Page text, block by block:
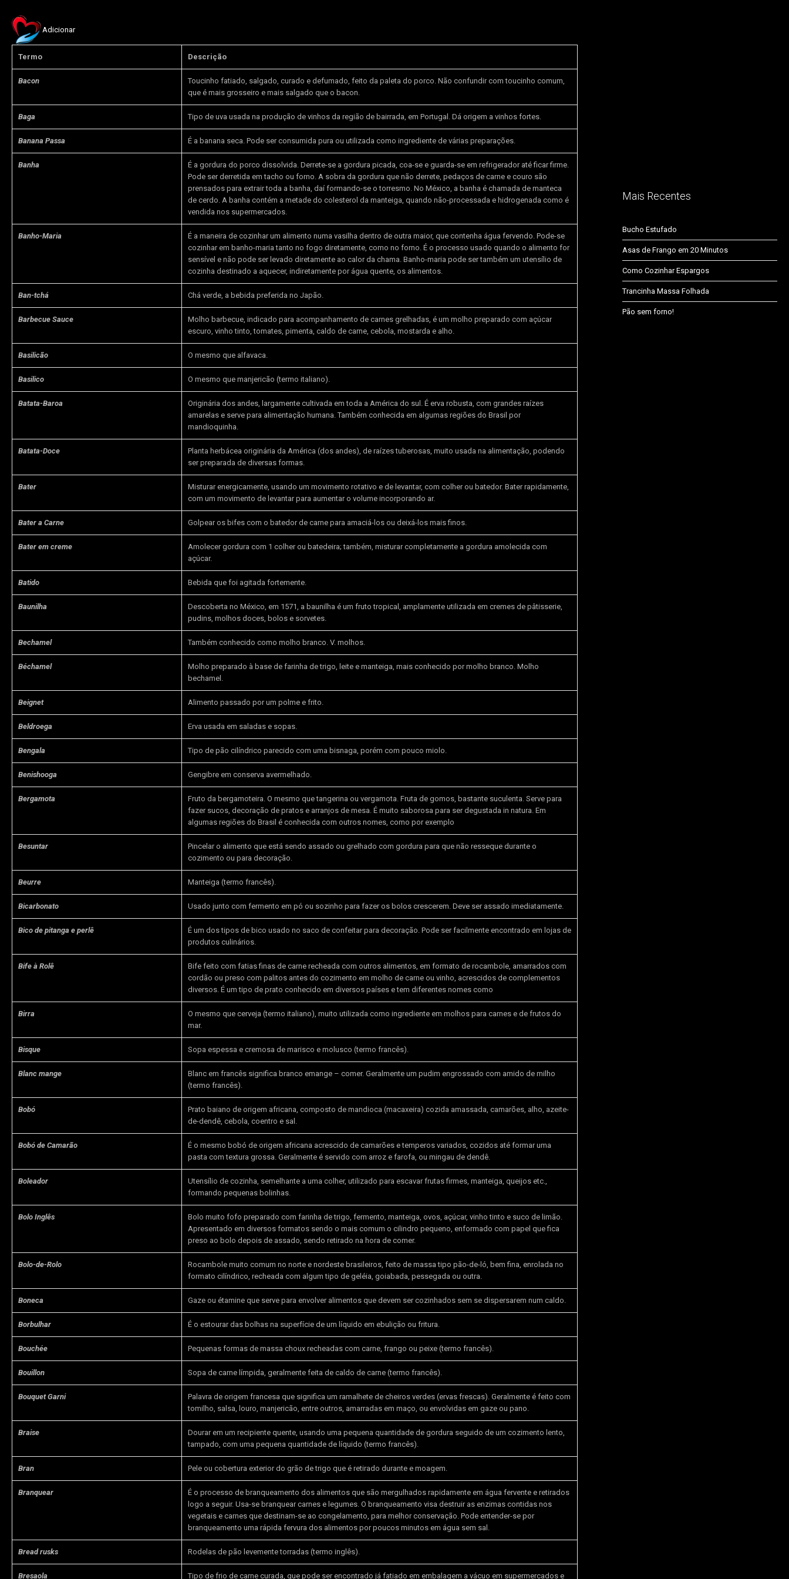
Adicionar
Termo Descrição
Bacon
Toucinho fatiado, salgado, curado e defumado, feito da paleta do porco. Não confundir com toucinho comum,
que é mais grosseiro e mais salgado que o bacon.
Baga Tipo de uva usada na produção de vinhos da região de bairrada, em Portugal. Dá origem a vinhos fortes.
Banana Passa É a banana seca. Pode ser consumida pura ou utilizada como ingrediente de várias preparações.
Banha
É a gordura do porco dissolvida. Derrete-se a gordura picada, coa-se e guarda-se em refrigerador até ficar firme.
Pode ser derretida em tacho ou forno. A sobra da gordura que não derrete, pedaços de carne e couro são
prensados para extrair toda a banha, daí formando-se o torresmo. No México, a banha é chamada de manteca
de cerdo. A banha contém a metade do colesterol da manteiga, quando não-processada e hidrogenada como é
vendida nos supermercados.
Banho-Maria
É a maneira de cozinhar um alimento numa vasilha dentro de outra maior, que contenha água fervendo. Pode-se
cozinhar em banho-maria tanto no fogo diretamente, como no forno. É o processo usado quando o alimento for
sensível e não pode ser levado diretamente ao calor da chama. Banho-maria pode ser também um utensílio de
cozinha destinado a aquecer, indiretamente por água quente, os alimentos.
Ban-tchá Chá verde, a bebida preferida no Japão.
Barbecue Sauce
Molho barbecue, indicado para acompanhamento de carnes grelhadas, é um molho preparado com açúcar
escuro, vinho tinto, tomates, pimenta, caldo de carne, cebola, mostarda e alho.
Basilicão O mesmo que alfavaca.
Basilico O mesmo que manjericão (termo italiano).
Batata-Baroa
Originária dos andes, largamente cultivada em toda a América do sul. É erva robusta, com grandes raízes
amarelas e serve para alimentação humana. Também conhecida em algumas regiões do Brasil por
mandioquinha.
Batata-Doce
Planta herbácea originária da América (dos andes), de raízes tuberosas, muito usada na alimentação, podendo
ser preparada de diversas formas.
Bater
Misturar energicamente, usando um movimento rotativo e de levantar, com colher ou batedor. Bater rapidamente,
com um movimento de levantar para aumentar o volume incorporando ar.
Bater a Carne Golpear os bifes com o batedor de carne para amaciá-los ou deixá-los mais finos.
Bater em creme
Amolecer gordura com 1 colher ou batedeira; também, misturar completamente a gordura amolecida com
açúcar.
Batido Bebida que foi agitada fortemente.
Baunilha
Descoberta no México, em 1571, a baunilha é um fruto tropical, amplamente utilizada em cremes de pâtisserie,
pudins, molhos doces, bolos e sorvetes.
Bechamel Também conhecido como molho branco. V. molhos.
Béchamel
Molho preparado à base de farinha de trigo, leite e manteiga, mais conhecido por molho branco. Molho
bechamel.
Beignet Alimento passado por um polme e frito.
Beldroega Erva usada em saladas e sopas.
Bengala Tipo de pão cilíndrico parecido com uma bisnaga, porém com pouco miolo.
Benishooga Gengibre em conserva avermelhado.
Bergamota
Fruto da bergamoteira. O mesmo que tangerina ou vergamota. Fruta de gomos, bastante suculenta. Serve para
fazer sucos, decoração de pratos e arranjos de mesa. É muito saborosa para ser degustada in natura. Em
algumas regiões do Brasil é conhecida com outros nomes, como por exemplo
Besuntar
Pincelar o alimento que está sendo assado ou grelhado com gordura para que não resseque durante o
cozimento ou para decoração.
Beurre Manteiga (termo francês).
Bicarbonato Usado junto com fermento em pó ou sozinho para fazer os bolos crescerem. Deve ser assado imediatamente.
Bico de pitanga e perlê
É um dos tipos de bico usado no saco de confeitar para decoração. Pode ser facilmente encontrado em lojas de
produtos culinários.
Bife à Rolê
Bife feito com fatias finas de carne recheada com outros alimentos, em formato de rocambole, amarrados com
cordão ou preso com palitos antes do cozimento em molho de carne ou vinho, acrescidos de complementos
diversos. É um tipo de prato conhecido em diversos países e tem diferentes nomes como
Birra
O mesmo que cerveja (termo italiano), muito utilizada como ingrediente em molhos para carnes e de frutos do
mar.
Bisque Sopa espessa e cremosa de marisco e molusco (termo francês).
Blanc mange
Blanc em francês significa branco emange – comer. Geralmente um pudim engrossado com amido de milho
(termo francês).
Bobó
Prato baiano de origem africana, composto de mandioca (macaxeira) cozida amassada, camarões, alho, azeite-
de-dendê, cebola, coentro e sal.
Bobó de Camarão
É o mesmo bobó de origem africana acrescido de camarões e temperos variados, cozidos até formar uma
pasta com textura grossa. Geralmente é servido com arroz e farofa, ou mingau de dendê.
Boleador
Utensílio de cozinha, semelhante a uma colher, utilizado para escavar frutas firmes, manteiga, queijos etc.,
formando pequenas bolinhas.
Bolo Inglês
Bolo muito fofo preparado com farinha de trigo, fermento, manteiga, ovos, açúcar, vinho tinto e suco de limão.
Apresentado em diversos formatos sendo o mais comum o cilindro pequeno, enformado com papel que fica
preso ao bolo depois de assado, sendo retirado na hora de comer.
Bolo-de-Rolo
Rocambole muito comum no norte e nordeste brasileiros, feito de massa tipo pão-de-ló, bem fina, enrolada no
formato cilíndrico, recheada com algum tipo de geléia, goiabada, pessegada ou outra.
Boneca Gaze ou étamine que serve para envolver alimentos que devem ser cozinhados sem se dispersarem num caldo.
Borbulhar É o estourar das bolhas na superfície de um líquido em ebulição ou fritura.
Bouchée Pequenas formas de massa choux recheadas com carne, frango ou peixe (termo francês).
Bouillon Sopa de carne límpida, geralmente feita de caldo de carne (termo francês).
Bouquet Garni
Palavra de origem francesa que significa um ramalhete de cheiros verdes (ervas frescas). Geralmente é feito com
tomilho, salsa, louro, manjericão, entre outros, amarradas em maço, ou envolvidas em gaze ou pano.
Braise
Dourar em um recipiente quente, usando uma pequena quantidade de gordura seguido de um cozimento lento,
tampado, com uma pequena quantidade de líquido (termo francês).
Bran Pele ou cobertura exterior do grão de trigo que é retirado durante e moagem.
Branquear
É o processo de branqueamento dos alimentos que são mergulhados rapidamente em água fervente e retirados
logo a seguir. Usa-se branquear carnes e legumes. O branqueamento visa destruir as enzimas contidas nos
vegetais e carnes que destinam-se ao congelamento, para melhor conservação. Pode entender-se por
branqueamento uma rápida fervura dos alimentos por poucos minutos em água sem sal.
Bread rusks Rodelas de pão levemente torradas (termo inglês).
Bresaola Tipo de frio de carne curada, que pode ser encontrado já fatiado em embalagem a vácuo em supermercados e
Mais Recentes
Bucho Estufado
Asas de Frango em 20 Minutos
Como Cozinhar Espargos
Trancinha Massa Folhada
Pão sem forno!